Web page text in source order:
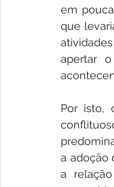
em
que
apertar
Por isto,
a adoção
a